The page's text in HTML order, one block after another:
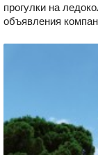
прогулки на
объявления